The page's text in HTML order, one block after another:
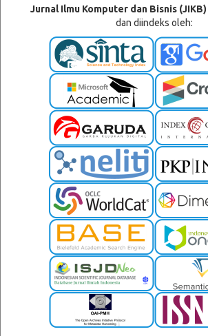
Jurnal Ilmu Komputer dan Bisnis (JIKB)
dan diindeks oleh: